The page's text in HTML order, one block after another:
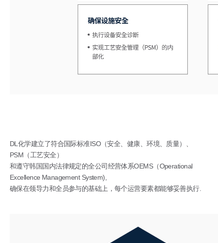
DL化学建立了符合国际标准ISO（安全、健康、环境、质量）、
PSM（工艺安全）
和遵守韩国国内法律规定的全公司经营体系OEMS（Operational
Excellence Management System),
确保在领导力和全员参与的基础上，每个运营要素都能够妥善执行.